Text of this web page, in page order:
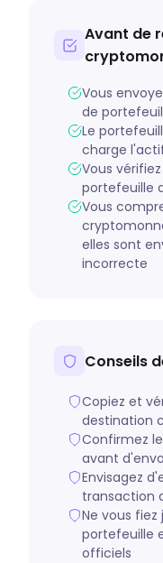
Avant de
Vous
de
Le
charge
Vous
portefeuille
Vous
elles sont
incorrecte
Conseils
Copiez et
destination
Confirmez
avant
Envisagez
transaction
Ne vous fiez
portefeuille
officiels